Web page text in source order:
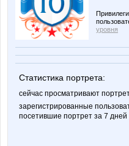
уровня
Статистика портрета:
сейчас просматривают
зарегистрированные
посетившие портрет за 7 дней